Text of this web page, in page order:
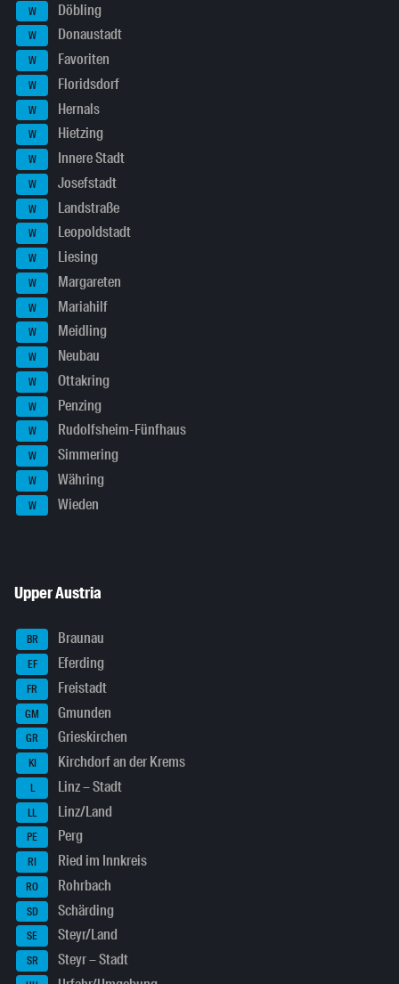
W Döbling
W Donaustadt
W Favoriten
W Floridsdorf
W Hernals
W Hietzing
W Innere Stadt
W Josefstadt
W Landstraße
W Leopoldstadt
W Liesing
W Margareten
W Mariahilf
W Meidling
W Neubau
W Ottakring
W Penzing
W Rudolfsheim-Fünfhaus
W Simmering
W Währing
W Wieden
Upper Austria
BR Braunau
EF Eferding
FR Freistadt
GM Gmunden
GR Grieskirchen
KI Kirchdorf an der Krems
L Linz – Stadt
LL Linz/Land
PE Perg
RI Ried im Innkreis
RO Rohrbach
SD Schärding
SE Steyr/Land
SR Steyr – Stadt